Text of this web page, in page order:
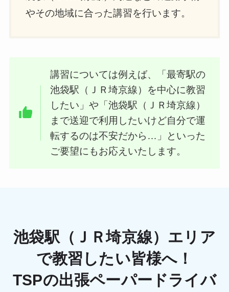
やその地域に合った講習を行います。
講習については例えば、「最寄駅の
池袋駅（ＪＲ埼京線）を中心に教習
したい」や「池袋駅（ＪＲ埼京線）
まで送迎で利用したいけど自分で運
転するのは不安だから…」といった
ご要望にもお応えいたします。
池袋駅（ＪＲ埼京線）エリア
で教習したい皆様へ！
TSPの出張ペーパードライバ